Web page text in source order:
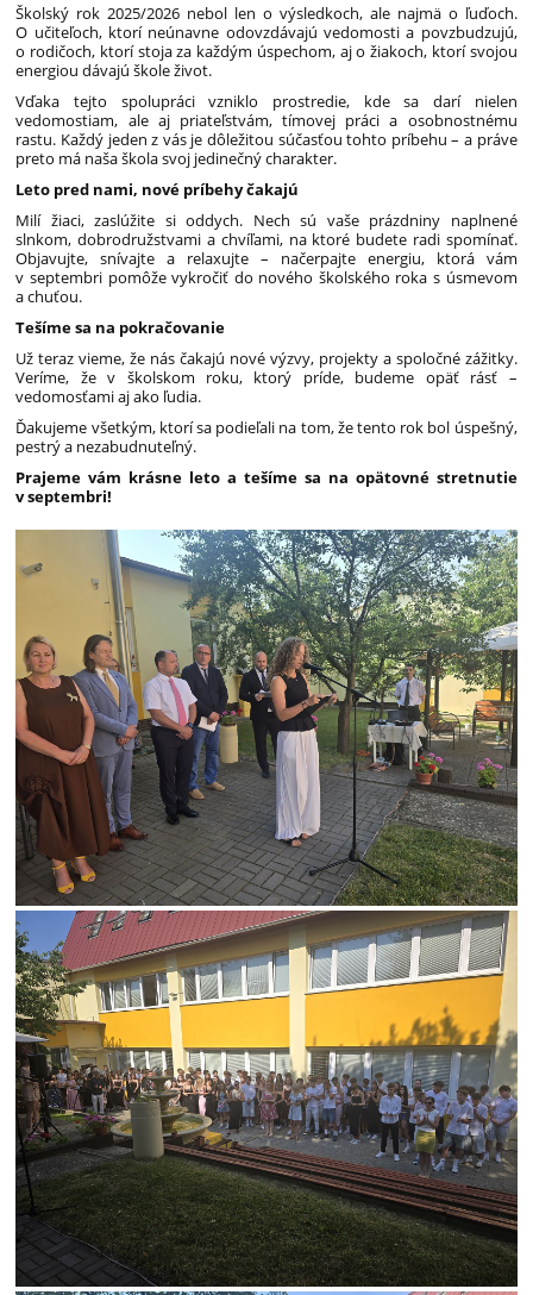
Školský rok 2025/2026 nebol len o výsledkoch, ale najmä o ľuďoch.
O učiteľoch, ktorí neúnavne odovzdávajú vedomosti a povzbudzujú,
o rodičoch, ktorí stoja za každým úspechom, aj o žiakoch, ktorí svojou
energiou dávajú škole život.
Vďaka tejto spolupráci vzniklo prostredie, kde sa darí nielen
vedomostiam, ale aj priateľstvám, tímovej práci a osobnostnému
rastu. Každý jeden z vás je dôležitou súčasťou tohto príbehu – a práve
preto má naša škola svoj jedinečný charakter.
Leto pred nami, nové príbehy čakajú
Milí žiaci, zaslúžite si oddych. Nech sú vaše prázdniny naplnené
slnkom, dobrodružstvami a chvíľami, na ktoré budete radi spomínať.
Objavujte, snívajte a relaxujte – načerpajte energiu, ktorá vám
v septembri pomôže vykročiť do nového školského roka s úsmevom
a chuťou.
Tešíme sa na pokračovanie
Už teraz vieme, že nás čakajú nové výzvy, projekty a spoločné zážitky.
Veríme, že v školskom roku, ktorý príde, budeme opäť rásť –
vedomosťami aj ako ľudia.
Ďakujeme všetkým, ktorí sa podieľali na tom, že tento rok bol úspešný,
pestrý a nezabudnuteľný.
Prajeme vám krásne leto a tešíme sa na opätovné stretnutie
v septembri!